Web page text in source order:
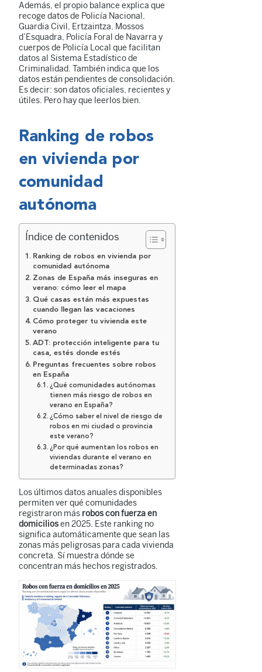
Además, el propio balance explica que
recoge datos de Policía Nacional,
Guardia Civil, Ertzaintza, Mossos
d’Esquadra, Policía Foral de Navarra y
cuerpos de Policía Local que facilitan
datos al Sistema Estadístico de
Criminalidad. También indica que los
datos están pendientes de consolidación.
Es decir: son datos oficiales, recientes y
útiles. Pero hay que leerlos bien.
Ranking de robos
en vivienda por
comunidad
autónoma
Índice de contenidos
Ranking de robos en vivienda por
comunidad autónoma
Zonas de España más inseguras en
verano: cómo leer el mapa
Qué casas están más expuestas
cuando llegan las vacaciones
Cómo proteger tu vivienda este
verano
ADT: protección inteligente para tu
casa, estés donde estés
Preguntas frecuentes sobre robos
en España
¿Qué comunidades autónomas
tienen más riesgo de robos en
verano en España?
¿Cómo saber el nivel de riesgo de
robos en mi ciudad o provincia
este verano?
¿Por qué aumentan los robos en
viviendas durante el verano en
determinadas zonas?
Los últimos datos anuales disponibles
permiten ver qué comunidades
registraron más robos con fuerza en
domiciliosen 2025. Este ranking no
significa automáticamente que sean las
zonas más peligrosas para cada vivienda
concreta. Sí muestra dónde se
concentran más hechos registrados.